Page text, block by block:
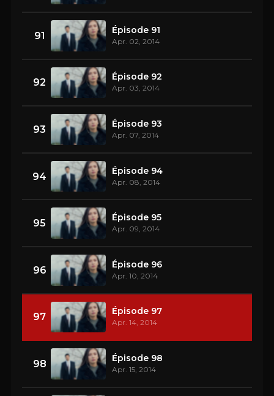
91 Épisode 91
Apr. 02, 2014
92 Épisode 92
Apr. 03, 2014
93 Épisode 93
Apr. 07, 2014
94 Épisode 94
Apr. 08, 2014
95 Épisode 95
Apr. 09, 2014
96 Épisode 96
Apr. 10, 2014
97 Épisode 97
Apr. 14, 2014
98 Épisode 98
Apr. 15, 2014